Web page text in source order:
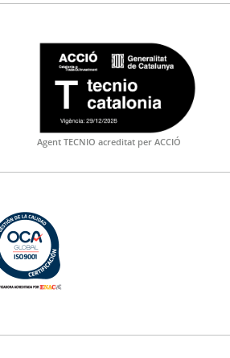
Agent TECNIO acreditat per ACCIÓ